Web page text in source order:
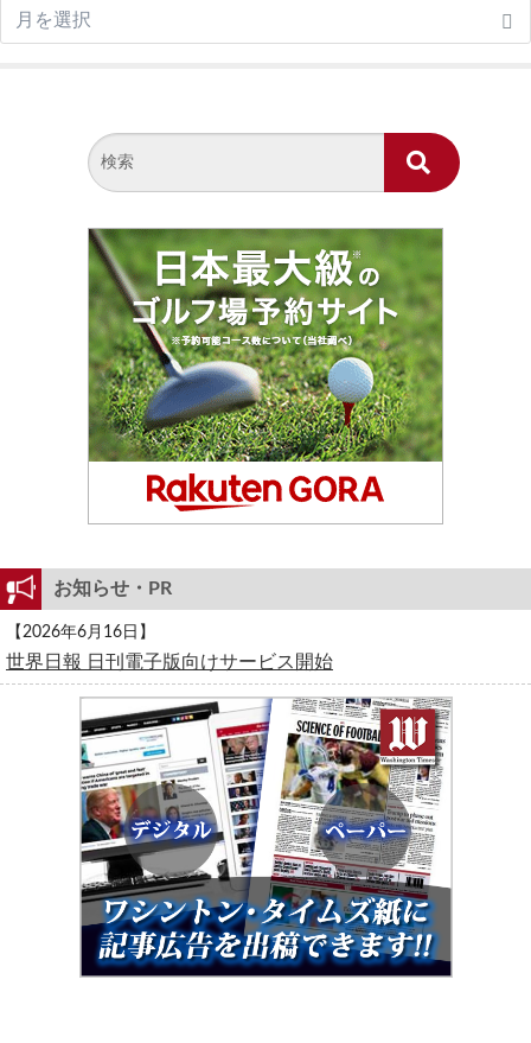
お知らせ・PR
【2026年6月16日】
世界日報 日刊電子版向けサービス開始